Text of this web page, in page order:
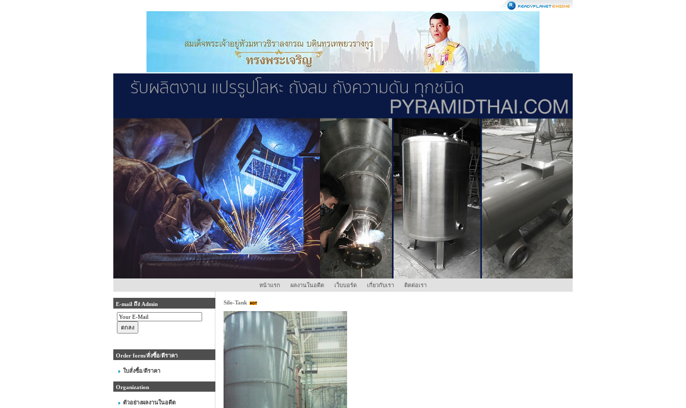
หน้าแรก ผลงานในอดีต เว็บบอร์ด เกี่ยวกับเรา ติดต่อเรา
E-mail ถึง Admin
Order form/สั่งซื้อ/ตีราคา
ใบสั่งซื้อ/ตีราคา
Organization
ตัวอย่างผลงานในอดีต
Silo-Tank